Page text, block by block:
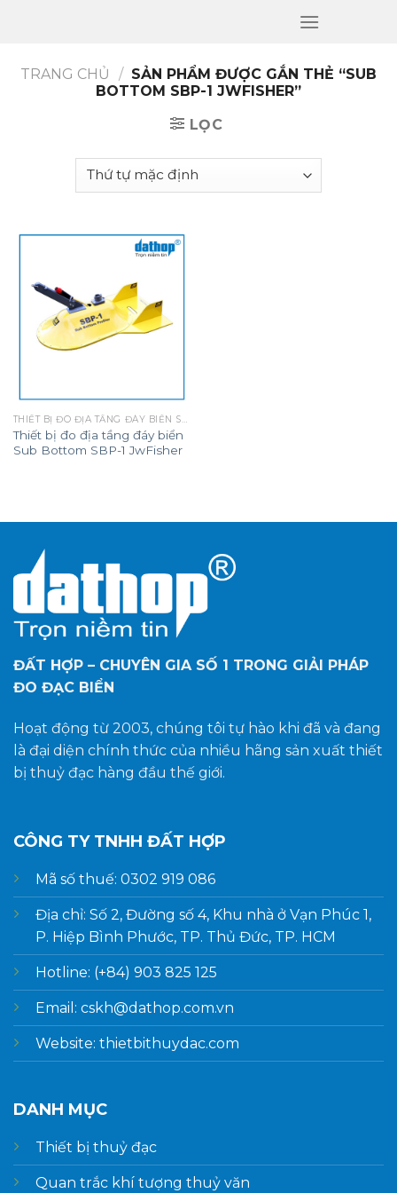
TRANG CHỦ
/ SẢN PHẨM ĐƯỢC GẮN THẺ “SUB
BOTTOM SBP-1 JWFISHER”
LỌC
THIẾT BỊ ĐO ĐỊA TẦNG ĐÁY BIỂN SUB BOTTOM
Thiết bị đo địa tầng đáy biển
Sub Bottom SBP-1 JwFisher
ĐẤT HỢP – CHUYÊN GIA SỐ 1 TRONG GIẢI PHÁP
ĐO ĐẠC BIỂN
Hoạt động từ 2003, chúng tôi tự hào khi đã và đang
là đại diện chính thức của nhiều hãng sản xuất thiết
bị thuỷ đạc hàng đầu thế giới.
CÔNG TY TNHH ĐẤT HỢP
Mã số thuế: 0302 919 086
Địa chỉ: Số 2, Đường số 4, Khu nhà ở Vạn Phúc 1,
P. Hiệp Bình Phước, TP. Thủ Đức, TP. HCM
Hotline: (+84) 903 825 125
Email: cskh@dathop.com.vn
Website: thietbithuydac.com
DANH MỤC
Thiết bị thuỷ đạc
Quan trắc khí tượng thuỷ văn